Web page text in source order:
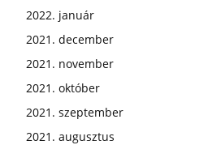
2022. január
2021. december
2021. november
2021. október
2021. szeptember
2021. augusztus